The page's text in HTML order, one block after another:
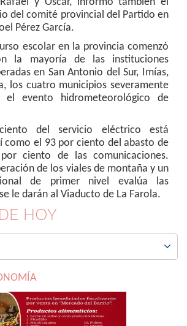
del comité provincial del Partido en
Pérez García.
escolar en la provincia comenzó
la mayoría de las instituciones
en San Antonio del Sur, Imías,
los cuatro municipios severamente
el evento hidrometeorológico de
del servicio eléctrico está
como el 93 por ciento del abasto de
ciento de las comunicaciones.
de los viales de montaña y un
de primer nivel evalúa las
le darán al Viaducto de La Farola.
HOY
